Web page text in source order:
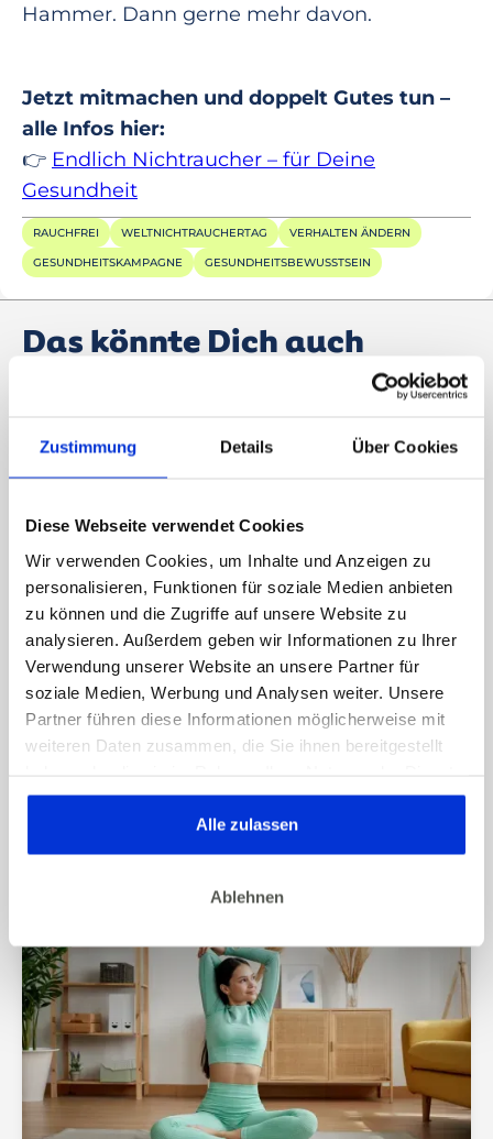
Zustimmung Details Über Cookies
Diese Webseite verwendet Cookies
Wir verwenden Cookies, um Inhalte und Anzeigen zu
personalisieren, Funktionen für soziale Medien anbieten
zu können und die Zugriffe auf unsere Website zu
analysieren. Außerdem geben wir Informationen zu Ihrer
Verwendung unserer Website an unsere Partner für
soziale Medien, Werbung und Analysen weiter. Unsere
Partner führen diese Informationen möglicherweise mit
weiteren Daten zusammen, die Sie ihnen bereitgestellt
gesammelt haben. Dies gilt auch für Gesundheitsdaten,
die gegebenenfalls für die Kursdurchführung erhoben
werden.
Alle zulassen
Ablehnen
Hammer. Dann gerne mehr davon.
Jetzt mitmachen und doppelt Gutes tun –
alle Infos hier:
👉 Endlich Nichtraucher – für Deine
Gesundheit
RAUCHFREI WELTNICHTRAUCHERTAG VERHALTEN ÄNDERN
GESUNDHEITSKAMPAGNE GESUNDHEITSBEWUSSTSEIN
Das könnte Dich auch
07/2026 GESUNDHEIT & FAMILIE
Gesund bleiben im Urlaub: einfache
und Entspannung